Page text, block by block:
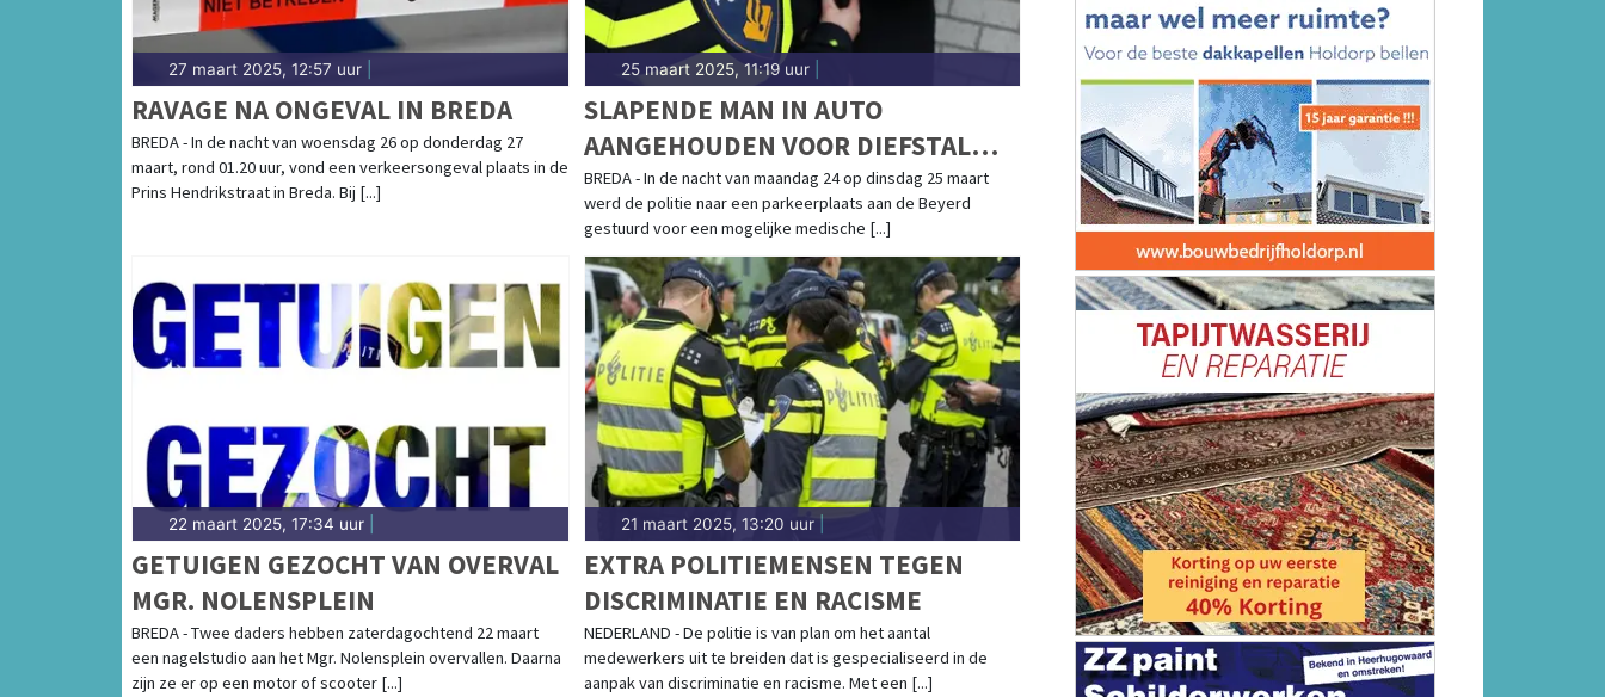
27 maart 2025, 12:57 uur
RAVAGE NA ONGEVAL IN BREDA
BREDA - In de nacht van woensdag 26 op donderdag 27
maart, rond 01.20 uur, vond een verkeersongeval plaats in de
Prins Hendrikstraat in Breda. Bij [...]
25 maart 2025, 11:19 uur|
SLAPENDE MAN IN AUTO
AANGEHOUDEN VOOR DIEFSTAL
KENTEKENPLATEN
BREDA - In de nacht van maandag 24 op dinsdag 25 maart
werd de politie naar een parkeerplaats aan de Beyerd
gestuurd voor een mogelijke medische [...]
22 maart 2025, 17:34 uur
GETUIGEN GEZOCHT VAN OVERVAL
MGR. NOLENSPLEIN
BREDA - Twee daders hebben zaterdagochtend 22 maart
een nagelstudio aan het Mgr. Nolensplein overvallen. Daarna
zijn ze er op een motor of scooter [...]
21 maart 2025, 13:20 uur|
EXTRA POLITIEMENSEN TEGEN
DISCRIMINATIE EN RACISME
NEDERLAND - De politie is van plan om het aantal
medewerkers uit te breiden dat is gespecialiseerd in de
aanpak van discriminatie en racisme. Met een [...]